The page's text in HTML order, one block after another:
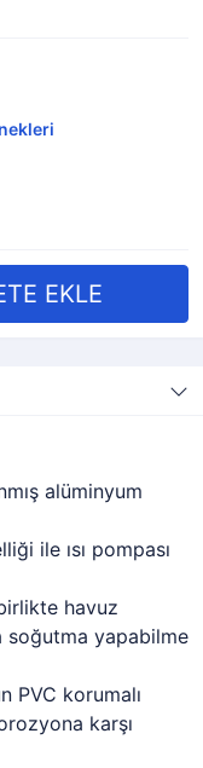
alüminyum
ile ısı pompası
havuz
soğutma yapabilme
PVC korumalı
karşı